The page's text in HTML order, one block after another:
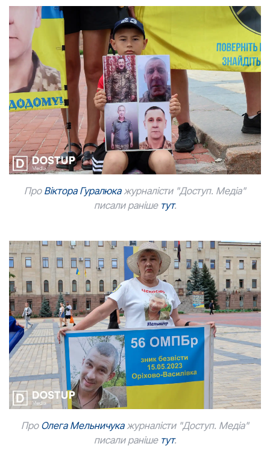
Про Віктора Гуралюкажурналісти "Доступ. Медіа"
писали раніше тут.
Про Олега Мельничукажурналісти "Доступ. Медіа"
писали раніше тут.